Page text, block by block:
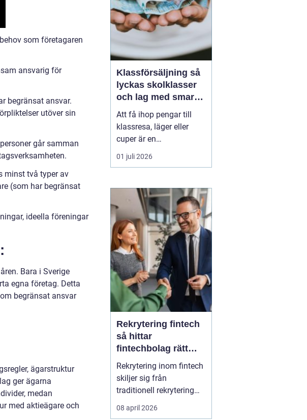
som företagaren
ansvarig för
begränsat ansvar.
utöver sin
går samman
minst två typer av
(som har begränsat
ideella föreningar
Bara i Sverige
egna företag. Detta
begränsat ansvar
ägarstruktur
ger ägarna
medan
med aktieägare och
Klassförsäljning så
lyckas skolklasser
och lag med smarta
säljprojekt
Att få ihop pengar till
klassresa, läger eller
cuper är en
återkommande
utmaning för många
Samtidigt kan en
genomtänkt
Klassförsäljningbli
mycket mer än bara ett
sätt att fylla kassan.
De...
01 juli 2026
Rekrytering fintech
så hittar
fintechbolag rätt
ledare och
specialister
Rekrytering inom fintech
skiljer sig från
traditionell rekrytering
inom bank, finans eller
renodlad tech.
08 april 2026